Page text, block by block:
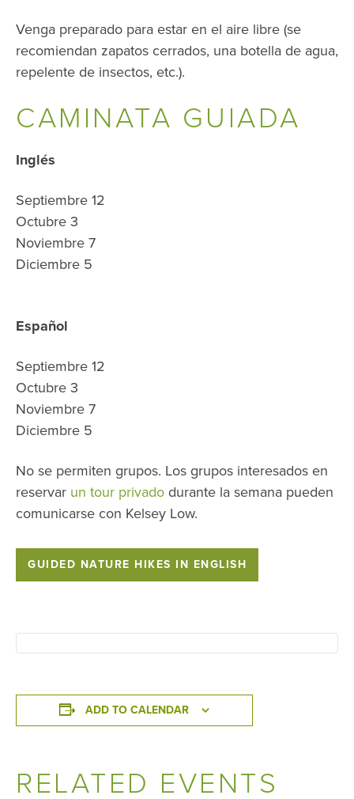
Venga preparado para estar en el aire libre (se
recomiendan zapatos cerrados, una botella de agua,
repelente de insectos, etc.).
CAMINATA GUIADA
Inglés
Septiembre 12
Octubre 3
Noviembre 7
Diciembre 5
Español
Septiembre 12
Octubre 3
Noviembre 7
Diciembre 5
No se permiten grupos. Los grupos interesados ​​en
reservar un tour privado durante la semana pueden
comunicarse con Kelsey Low.
GUIDED NATURE HIKES IN ENGLISH
ADD TO CALENDAR
RELATED EVENTS